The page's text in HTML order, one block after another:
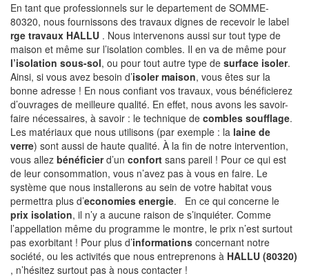
En tant que professionnels sur le departement de SOMME-
80320, nous fournissons des travaux dignes de recevoir le label
rge travaux HALLU . Nous intervenons aussi sur tout type de
maison et même sur l’isolation combles. Il en va de même pour
l’isolation sous-sol, ou pour tout autre type de surface isoler.
Ainsi, si vous avez besoin d’isoler maison, vous êtes sur la
bonne adresse ! En nous confiant vos travaux, vous bénéficierez
d’ouvrages de meilleure qualité. En effet, nous avons les savoir-
faire nécessaires, à savoir : le technique de combles soufflage.
Les matériaux que nous utilisons (par exemple : la laine de
verre) sont aussi de haute qualité. À la fin de notre intervention,
vous allez bénéficierd’un confort sans pareil ! Pour ce qui est
de leur consommation, vous n’avez pas à vous en faire. Le
système que nous installerons au sein de votre habitat vous
permettra plus d’economies energie. En ce qui concerne le
prix isolation, il n’y a aucune raison de s’inquiéter. Comme
l’appellation même du programme le montre, le prix n’est surtout
pas exorbitant ! Pour plus d’informations concernant notre
société, ou les activités que nous entreprenons à HALLU (80320)
, n’hésitez surtout pas à nous contacter !